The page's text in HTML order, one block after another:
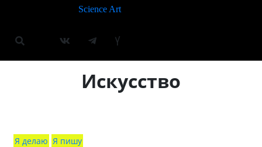
Science Art
Искусство
Я делаю Я пишу